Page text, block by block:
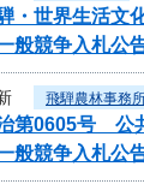
・世界生活文
般競争入札公
飛騨農林事務
治第0605号
般競争入札公